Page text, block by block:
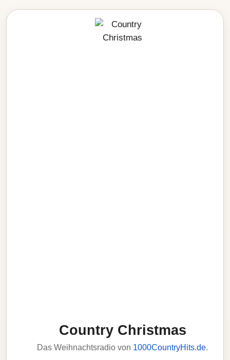
Country Christmas
Das Weihnachtsradio von 1000CountryHits.de.